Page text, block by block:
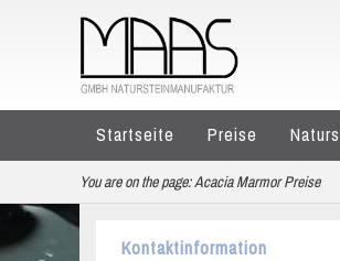
Startseite Preise
You are on the page:Acacia Marmor Preise
Kontaktinformation